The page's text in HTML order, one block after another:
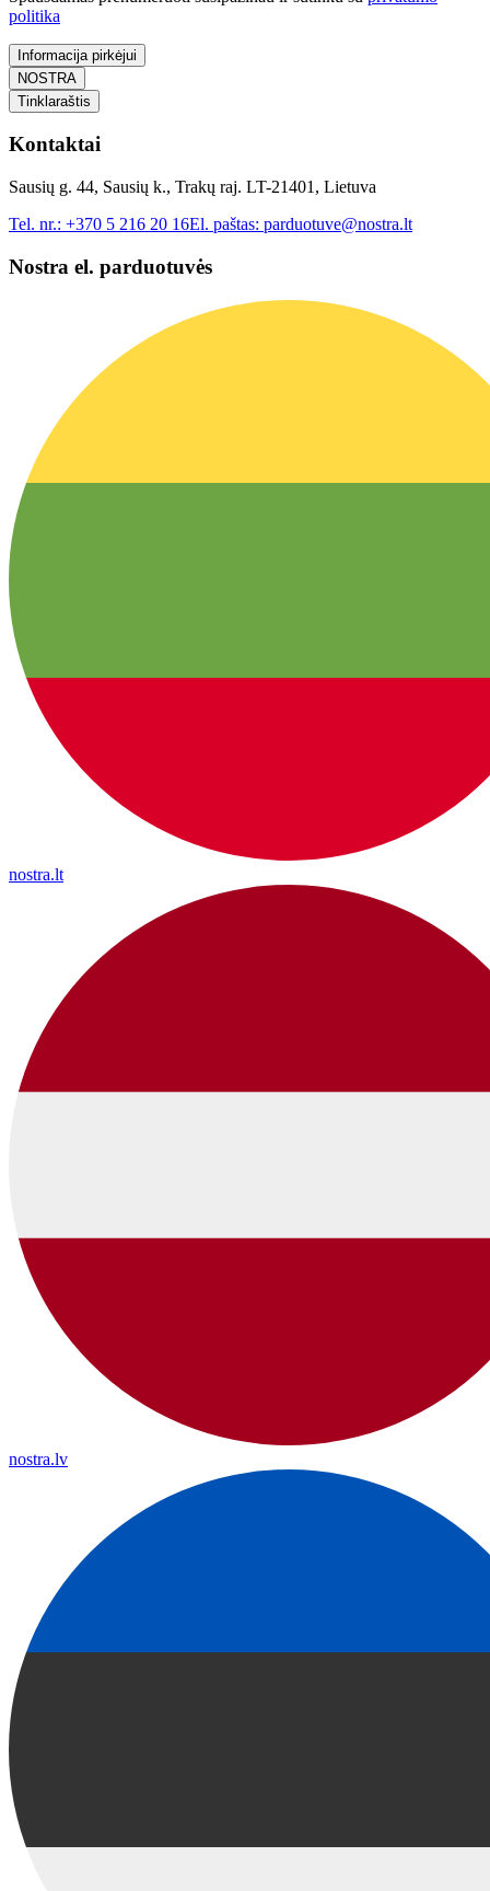
politika
Informacija pirkėjui
NOSTRA
Tinklaraštis
Kontaktai
Sausių g. 44, Sausių k., Trakų raj. LT-21401, Lietuva
Tel. nr.: +370 5 216 20 16El. paštas: parduotuve@nostra.lt
Nostra el. parduotuvės
nostra.lt
nostra.lv